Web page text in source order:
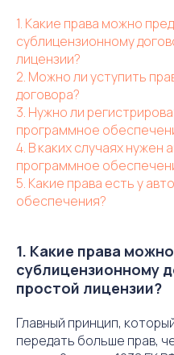
1. Какие права можно
сублицензионному
лицензии?
2. Можно ли уступить
договора?
3. Нужно ли
программное
4. В каких случаях нужен
программное
5. Какие права есть у
обеспечения?
1. Какие права
сублицензионному
простой лицензии?
Главный принцип,
передать больше прав,